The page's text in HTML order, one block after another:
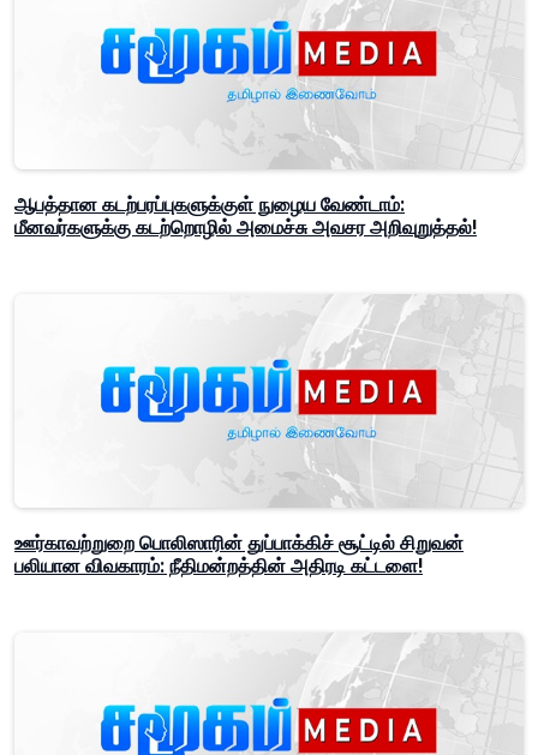
ஆபத்தான கடற்பரப்புகளுக்குள் நுழைய வேண்டாம்:
மீனவர்களுக்கு கடற்றொழில் அமைச்சு அவசர அறிவுறுத்தல்!
ஊர்காவற்றுறை பொலிஸாரின் துப்பாக்கிச் சூட்டில் சிறுவன்
பலியான விவகாரம்: நீதிமன்றத்தின் அதிரடி கட்டளை!